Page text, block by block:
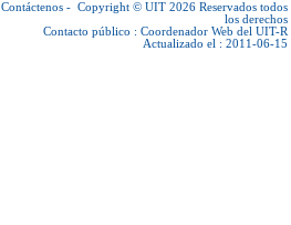
Contáctenos - Copyright © UIT 2026 Reservados todos
los derechos
Contacto público : Coordenador Web del UIT-R
Actualizado el : 2011-06-15